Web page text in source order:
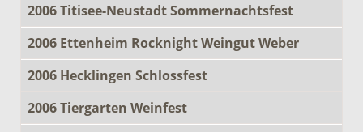
2006 Titisee-Neustadt Sommernachtsfest
2006 Ettenheim Rocknight Weingut Weber
2006 Hecklingen Schlossfest
2006 Tiergarten Weinfest